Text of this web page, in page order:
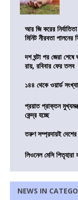
আর জি করের
মিনিট নীরবতা পালনের
দশ ঘন্টা পর জেরা
রায়, রবিবার ফের তলব
১৪৪ থেকে ওয়ার্ড
প্রয়াত প্রাক্তন
কেন্দ্র হচ্ছে
তরুণ সম্প্রদায়ই
লিওনেল মেসি পিতৃহারা
NEWS IN